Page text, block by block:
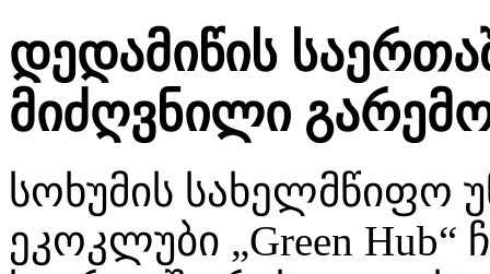
დედამიწის
მიძღვნილი
სოხუმის სახელმწიფო
ეკოკლუბი „Green